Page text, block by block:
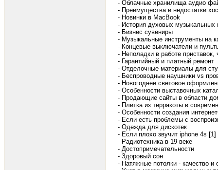
- Облачные хранилища аудио
- Преимущества и недостатки
- Новинки в MacBook
- История духовых музыкальных
- Бизнес сувениры
- Музыкальные инструменты на
- Концевые выключатели и
- Неполадки в работе приставок,
- Гарантийный и платный ремонт
- Отделочные материалы для
- Беспроводные наушники vs
- Новогоднее световое
- Особенности выставочных
- Продающие сайты в области
- Плитка из терракоты в
- Особенности создания
- Если есть проблемы с
- Одежда для дискотек
- Если плохо звучит iphone 4s [1]
- Радиотехника в 19 веке
- Достопримечательности
- Здоровый сон
- Натяжные потолки - качество и